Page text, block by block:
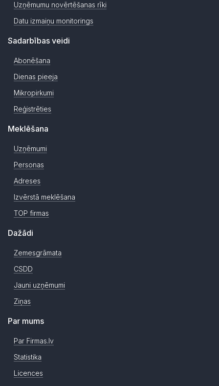
Uzņēmumu novērtēšanas rīki
Datu izmaiņu monitorings
Sadarbības veidi
Abonēšana
Dienas pieeja
Mikropirkumi
Reģistrēties
Meklēšana
Uzņēmumi
Personas
Adreses
Izvērstā meklēšana
TOP firmas
Dažādi
Zemesgrāmata
CSDD
Jauni uzņēmumi
Ziņas
Par mums
Par Firmas.lv
Statistika
Licences